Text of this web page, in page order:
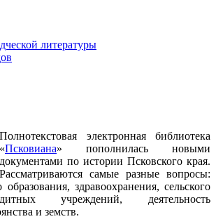
литературы
Полнотекстовая электронная библиотека
«Псковиана» пополнилась новыми
документами по истории Псковского края.
Рассматриваются самые разные вопросы:
здравоохранения, сельского
учреждений, деятельность
и земств.